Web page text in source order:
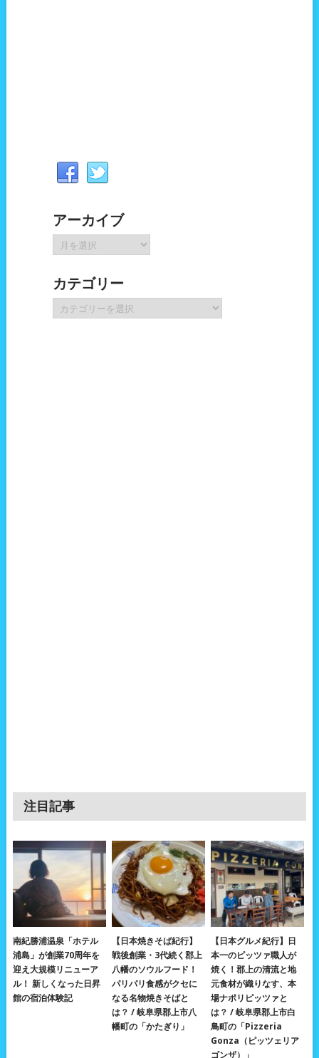
アーカイブ
ー
イ
ブ
カテゴリー
テ
注目記事
南紀勝浦温泉「ホテル
浦島」が創業70周年を
迎え大規模リニューア
ル！ 新しくなった日昇
館の宿泊体験記
【日本焼きそば紀行】
戦後創業・3代続く郡上
八幡のソウルフード！
パリパリ食感がクセに
なる名物焼きそばと
は？ / 岐阜県郡上市八
幡町の「かたぎり」
【日本グルメ紀行】日
本一のピッツァ職人が
焼く！郡上の清流と地
元食材が織りなす、本
場ナポリピッツァと
は？ / 岐阜県郡上市白
鳥町の「Pizzeria
Gonza（ピッツェリア
ゴンザ）」